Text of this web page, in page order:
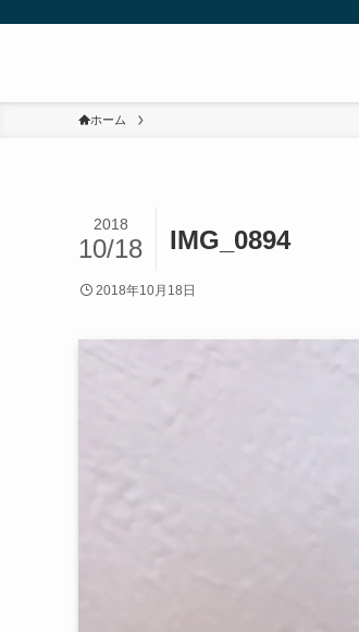
ホーム
IMG_0894
2018
10/18
2018年10月18日